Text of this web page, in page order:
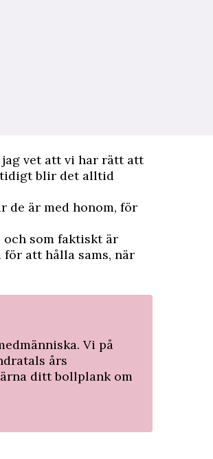
vet att vi har rätt att
blir det alltid
de är med honom, för
som faktiskt är
att hålla sams, när
Vi på
års
ditt bollplank om